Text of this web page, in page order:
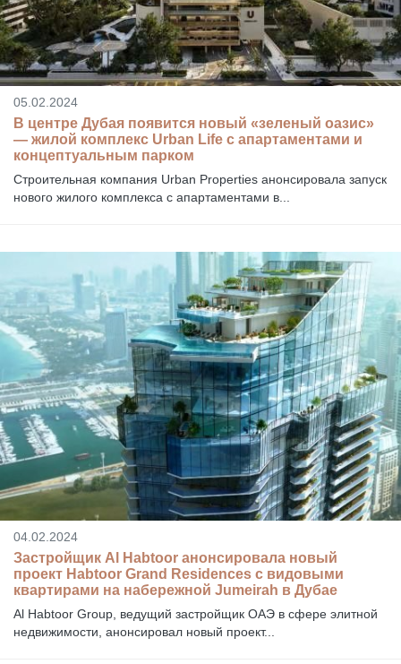
05.02.2024
В центре Дубая появится новый «зеленый оазис»
— жилой комплекс Urban Life с апартаментами и
концептуальным парком
Строительная компания Urban Properties анонсировала запуск
нового жилого комплекса с апартаментами в...
04.02.2024
Застройщик Al Habtoor анонсировала новый
проект Habtoor Grand Residences с видовыми
квартирами на набережной Jumeirah в Дубае
Al Habtoor Group, ведущий застройщик ОАЭ в сфере элитной
недвижимости, анонсировал новый проект...